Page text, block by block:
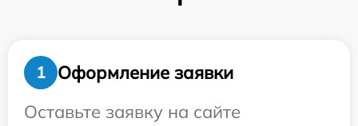
1
Оформление заявки
Оставьте заявку на сайте